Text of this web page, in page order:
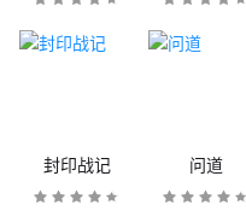
封印战记 问道